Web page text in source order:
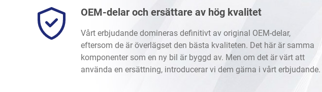
OEM-delar och ersättare av hög kvalitet
Vårt erbjudande domineras definitivt av original OEM-delar,
eftersom de är överlägset den bästa kvaliteten. Det här är samma
komponenter som en ny bil är byggd av. Men om det är värt att
använda en ersättning, introducerar vi dem gärna i vårt erbjudande.